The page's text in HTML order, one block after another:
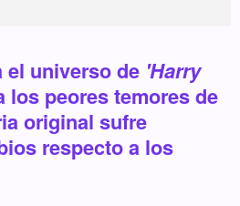
el universo de 'Harry
peores temores de
original sufre
respecto a los